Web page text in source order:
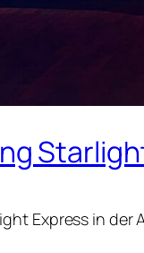
Express in der